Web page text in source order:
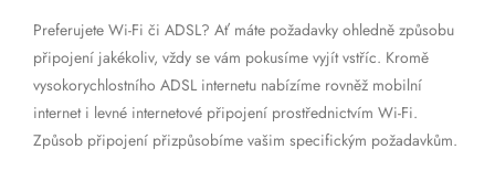
Preferujete Wi-Fi či ADSL? Ať máte požadavky ohledně způsobu
připojení jakékoliv, vždy se vám pokusíme vyjít vstříc. Kromě
vysokorychlostního ADSL internetu nabízíme rovněž mobilní
internet i levné internetové připojení prostřednictvím Wi-Fi.
Způsob připojení přizpůsobíme vašim specifickým požadavkům.